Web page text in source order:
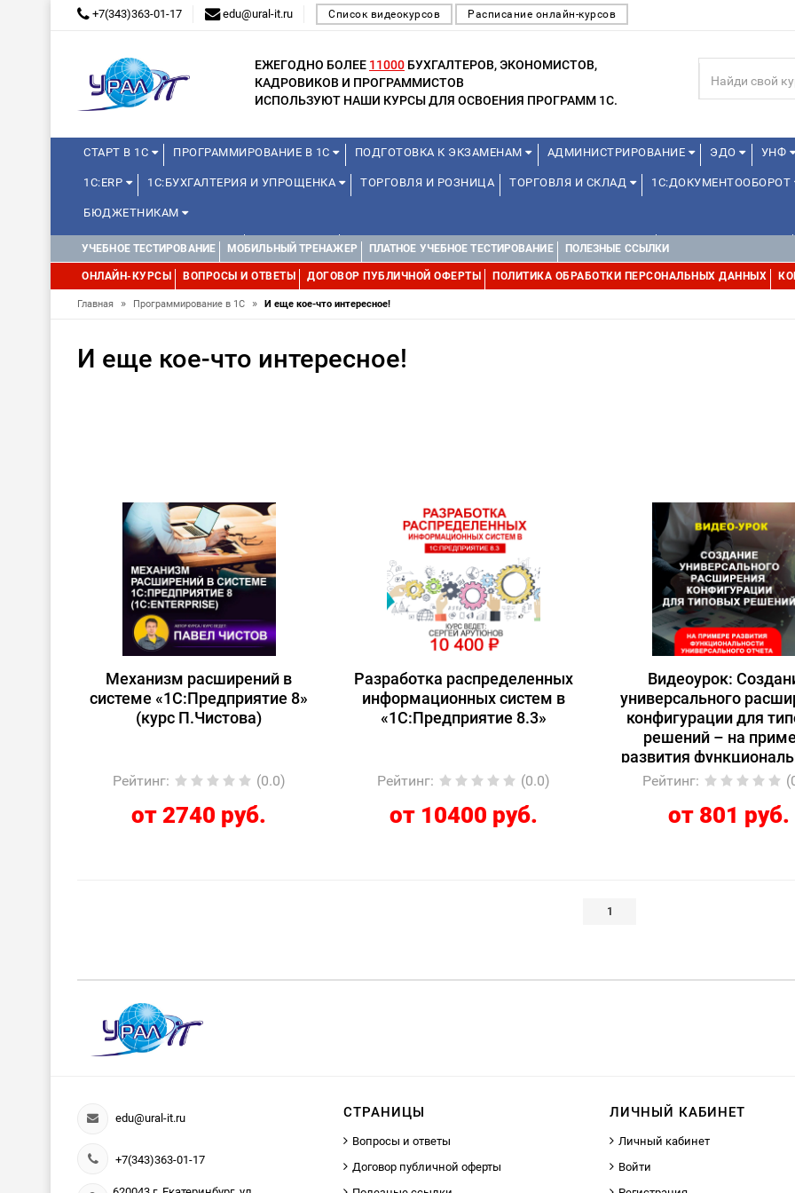
+7(343)363-01-17 edu@ural-it.ru Список видеокурсов Расписание онлайн-курсов
ЕЖЕГОДНО БОЛЕЕ 11000 БУХГАЛТЕРОВ, ЭКОНОМИСТОВ,
КАДРОВИКОВ И ПРОГРАММИСТОВ
ИСПОЛЬЗУЮТ НАШИ КУРСЫ ДЛЯ ОСВОЕНИЯ ПРОГРАММ 1С.
СТАРТ В 1С ПРОГРАММИРОВАНИЕ В 1С ПОДГОТОВКА К ЭКЗАМЕНАМ АДМИНИСТРИРОВАНИЕ ЭДО УНФ
1С:ERP 1С:БУХГАЛТЕРИЯ И УПРОЩЕНКА ТОРГОВЛЯ И РОЗНИЦА ТОРГОВЛЯ И СКЛАД 1С:ДОКУМЕНТООБОРОТ
БЮДЖЕТНИКАМ
КУРСЫ ДЛЯ ШКОЛЬНИКОВ МИНИ-КУРСЫ КУРСЫ ДЛЯ ПРЕПОДАВАТЕЛЕЙ ШКОЛЬНЫХ КУРСОВ ДЛЯ ШКОЛЬНИКОВ
ДРУГИЕ 1С:МЕДИЦИНА WEB, JAVA И ANDROID
УЧЕБНОЕ ТЕСТИРОВАНИЕ МОБИЛЬНЫЙ ТРЕНАЖЕР ПЛАТНОЕ УЧЕБНОЕ ТЕСТИРОВАНИЕ ПОЛЕЗНЫЕ ССЫЛКИ
ОНЛАЙН-КУРСЫ ВОПРОСЫ И ОТВЕТЫ ДОГОВОР ПУБЛИЧНОЙ ОФЕРТЫ ПОЛИТИКА ОБРАБОТКИ ПЕРСОНАЛЬНЫХ ДАННЫХ
Главная » Программирование в 1С » И еще кое-что интересное!
И еще кое-что интересное!
Механизм расширений в
системе «1С:Предприятие 8»
(курс П.Чистова)
Рейтинг: (0.0)
от 2740 руб.
Разработка распределенных
информационных систем в
«1С:Предприятие 8.3»
Рейтинг: (0.0)
от 10400 руб.
Видеоурок:
универсального
конфигурации для
решений – на
развития
универсального
Рейтинг:
от 801 руб.
1
edu@ural-it.ru
+7(343)363-01-17
СТРАНИЦЫ
Вопросы и ответы
Договор публичной оферты
ЛИЧНЫЙ КАБИНЕТ
Личный кабинет
Войти